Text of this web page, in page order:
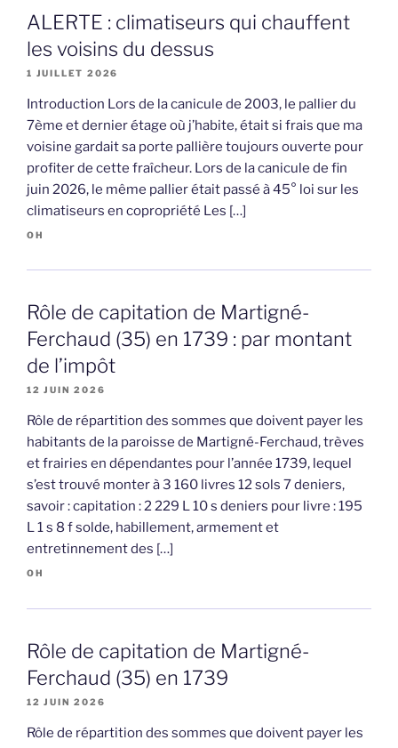
ALERTE : climatiseurs qui chauffent
les voisins du dessus
1 JUILLET 2026
Introduction Lors de la canicule de 2003, le pallier du
7ème et dernier étage où j’habite, était si frais que ma
voisine gardait sa porte pallière toujours ouverte pour
profiter de cette fraîcheur. Lors de la canicule de fin
juin 2026, le même pallier était passé à 45° loi sur les
climatiseurs en copropriété Les […]
OH
Rôle de capitation de Martigné-
Ferchaud (35) en 1739 : par montant
de l’impôt
12 JUIN 2026
Rôle de répartition des sommes que doivent payer les
habitants de la paroisse de Martigné-Ferchaud, trèves
et frairies en dépendantes pour l’année 1739, lequel
s’est trouvé monter à 3 160 livres 12 sols 7 deniers,
savoir : capitation : 2 229 L 10 s deniers pour livre : 195
L 1 s 8 f solde, habillement, armement et
entretinnement des […]
OH
Rôle de capitation de Martigné-
Ferchaud (35) en 1739
12 JUIN 2026
Rôle de répartition des sommes que doivent payer les